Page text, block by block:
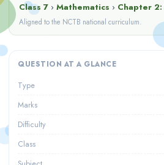
Class 7 › Mathematics › Chapter 2:
Aligned to the NCTB national curriculum.
QUESTION AT A GLANCE
Type
Marks
Difficulty
Class